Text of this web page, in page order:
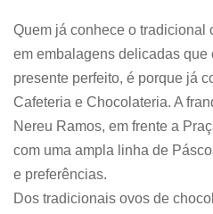
Quem já conhece o tradicional
em embalagens delicadas que
presente perfeito, é porque já
Cafeteria e Chocolateria. A
Nereu Ramos, em frente a
com uma ampla linha de
e preferências.
Dos tradicionais ovos de